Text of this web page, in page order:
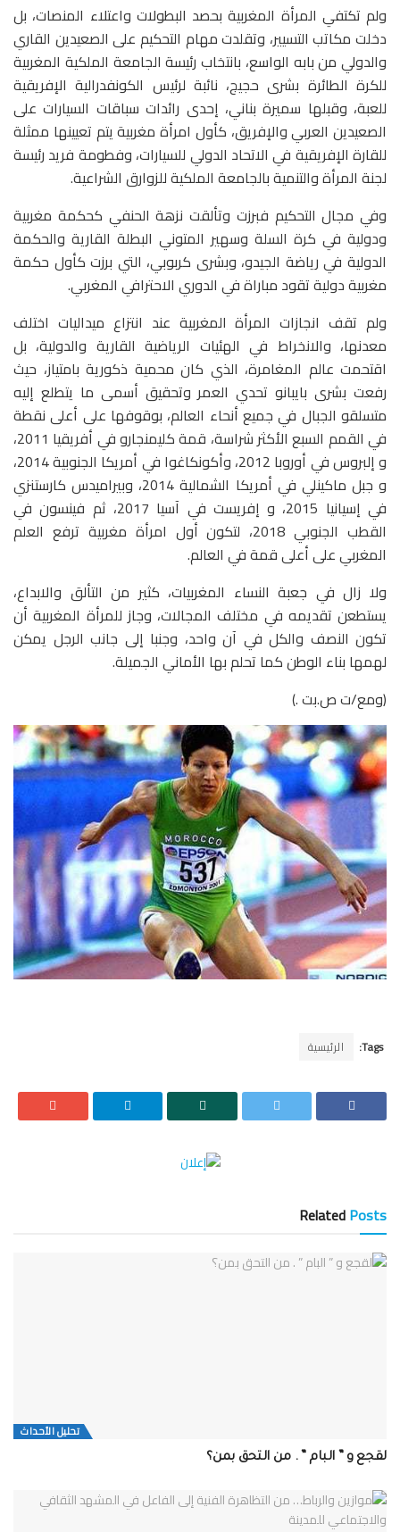
ولم تكتفي المرأة المغربية بحصد البطولات واعتلاء المنصات، بل
دخلت مكاتب التسيير، وتقلدت مهام التحكيم على الصعيدين القاري
والدولي من بابه الواسع، بانتخاب رئيسة الجامعة الملكية المغربية
للكرة الطائرة بشرى حجيج، نائبة لرئيس الكونفدرالية الإفريقية
للعبة، وقبلها سميرة بناني، إحدى رائدات سباقات السيارات على
الصعيدين العربي والإفريق، كأول امرأة مغربية يتم تعيينها ممثلة
للقارة الإفريقية في الاتحاد الدولي للسيارات، وفطومة فريد رئيسة
لجنة المرأة والتنمية بالجامعة الملكية للزوارق الشراعية.
وفي مجال التحكيم فبرزت وتألقت نزهة الحنفي كحكمة مغربية
ودولية في كرة السلة وسهير المتوني البطلة القارية والحكمة
الدولية في رياضة الجيدو، وبشرى كربوبي، التي برزت كأول حكمة
مغربية دولية تقود مباراة في الدوري الاحترافي المغربي.
ولم تقف انجازات المرأة المغربية عند انتزاع ميداليات اختلف
معدنها، والانخراط في الهئيات الرياضية القارية والدولية، بل
اقتحمت عالم المغامرة، الذي كان محمية ذكورية بامتياز، حيث
رفعت بشرى بايبانو تحدي العمر وتحقيق أسمى ما يتطلع إليه
متسلقو الجبال في جميع أنحاء العالم، بوقوفها على أعلى نقطة
في القمم السبع الأكثر شراسة، قمة كليمنجارو في أفريقيا 2011،
و إلبروس في أوروبا 2012، وأكونكاغوا في أمريكا الجنوبية 2014،
و جبل ماكينلي في أمريكا الشمالية 2014، وبيراميدس كارستنزي
في إسيانيا 2015، و إفريست في آسيا 2017، ثم فينسون في
القطب الجنوبي 2018، لتكون أول امرأة مغربية ترفع العلم
المغربي على أعلى قمة في العالم.
ولا زال في جعبة النساء المغربيات، كثير من التألق والابداع،
يستطعن تقديمه في مختلف المجالات، وجاز للمرأة المغربية أن
تكون النصف والكل في آن واحد، وجنبا إلى جانب الرجل يمكن
لهمها بناء الوطن كما تحلم بها الأماني الجميلة.
(ومع/ت ص.بت .)
Tags: الرئيسية
RelatedPosts
تحلیل الأحداث
لقجع و ” البام ” . من التحق بمن؟